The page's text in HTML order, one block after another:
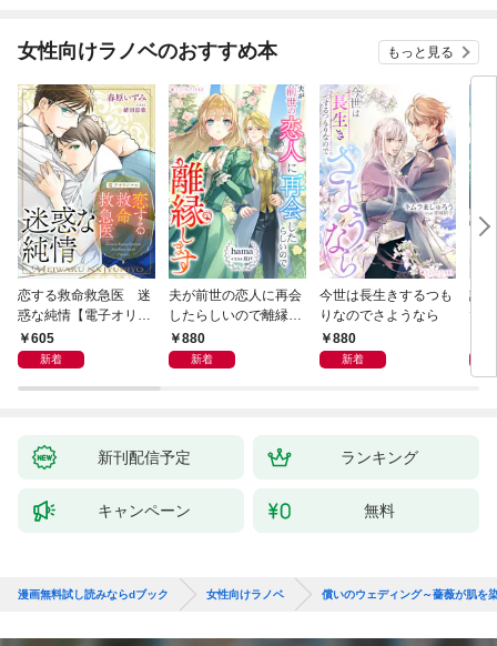
女性向けラノベのおすすめ本 もっと見る
恋する救命救急医 迷
惑な純情【電子オリジ
ナル】
605
新着
夫が前世の恋人に再会
したらしいので離縁し
ます880
新着
今世は長生きするつも
りなのでさようなら
880
新着
話
で
新刊配信予定 ランキング
キャンペーン 無料
漫画無料試し読みならdブック 女性向けラノベ 償いのウェディング～薔薇が肌を